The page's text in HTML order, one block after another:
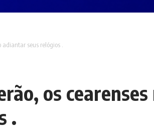
seus relógios .
os cearenses
.